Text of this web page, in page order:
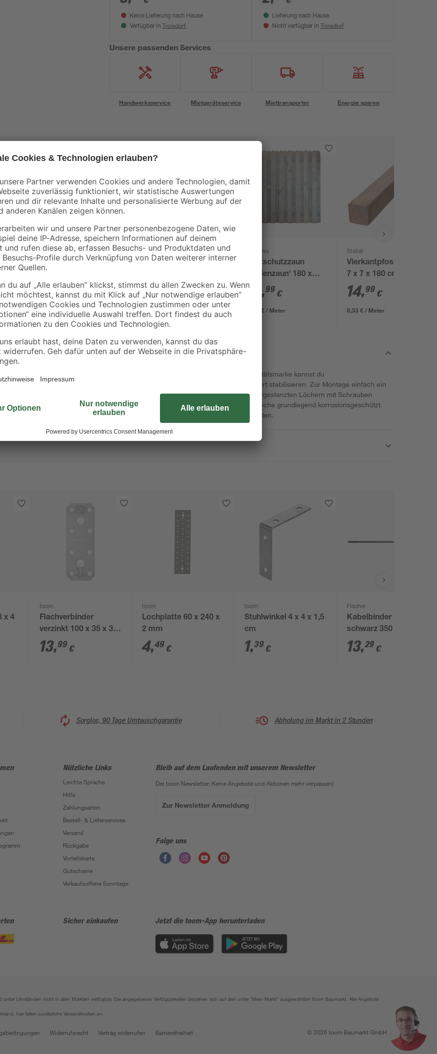
Keine Lieferung nach Hause
Verfügbar in Troisdorf
Lieferung nach Hause
Nicht verfügbar in Troisdorf
Unsere passenden Services
Handwerksservice Mietgeräteservice Miettransporter Energie sparen
x
Vierkantpfosten grün
19,99€
9,52 € / Meter
Einschlagbodenhülse
90 cm
6,49€
andrewex
Sichtschutzzaun
'Bohlenzaun' 180 x
180 cm Kiefer grau
89 ,99 €
49,99 € / Meter
Stellar
Vierkantpfosten braun
7 x 7 x 180 cm
14,99 €
8,33 € / Meter
Mit den Verbindungsblechen unserer toom Qualitätsmarke kannst du
Holzunterkonstruktionen schnell und unkompliziert stabilisieren. Zur Montage einfach ein
Blech auf zwei Hölzer legen und mit Hilfe der vorgestanzten Löchern mit Schrauben
fixieren. Dank der gelben Verzinkung sind die Bleche grundlegend korrosionsgeschützt.
Sie lassen sich optimal im Innenbereich verarbeiten.
x 4
toom
Flachverbinder
verzinkt 100 x 35 x 3
mm 25 Stk.
13,99 €
toom
Lochplatte 60 x 240 x
2 mm
4,49 €
toom
Stuhlwinkel 4 x 4 x 1,5
cm
1,39 €
Fischer
Kabelbinder 'UBN'
schwarz 350 x 4,8
mm, 100 Stück
13,29 €
Sorglos, 90 Tage Umtauschgarantie Abholung im Markt in 2 Stunden
Nützliche Links
Leichte Sprache
Hilfe
Zahlungsarten
Bestell- & Lieferservices
Versand
Rückgabe
Vorteilskarte
Gutscheine
Verkaufsoffene Sonntage
Bleib auf dem Laufenden mit unserem Newsletter
Der toom Newsletter: Keine Angebote und Aktionen mehr verpassen!
Zur Newsletter Anmeldung
Folge uns
Sicher einkaufen Jetzt die toom-App herunterladen
Umständen nicht in allen Märkten verfügbar. Die angegebenen Verfügbarkeiten beziehen sich auf den unter "Mein Markt" ausgewählten toom Baumarkt. Alle Angebote
hier fallen zusätzliche Versandkosten an.
Widerrufsrecht Vertrag widerrufen Barrierefreiheit © 2026 toom Baumarkt GmbH